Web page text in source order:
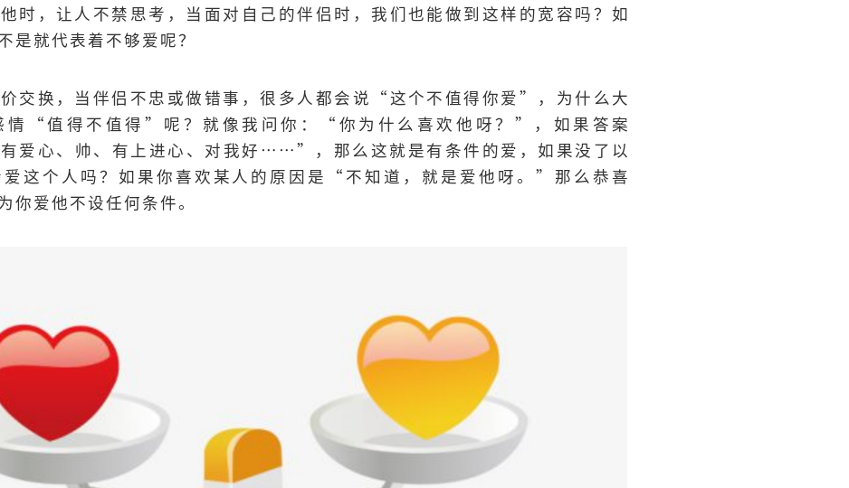
时，让人不禁思考，当面对自己的伴侣时，我们也能做到这样的宽容吗？如
是就代表着不够爱呢？
交换，当伴侣不忠或做错事，很多人都会说“这个不值得你爱”，为什么大
情“值得不值得”呢？就像我问你：“你为什么喜欢他呀？”，如果答案
爱心、帅、有上进心、对我好……”，那么这就是有条件的爱，如果没了以
爱这个人吗？如果你喜欢某人的原因是“不知道，就是爱他呀。”那么恭喜
你爱他不设任何条件。